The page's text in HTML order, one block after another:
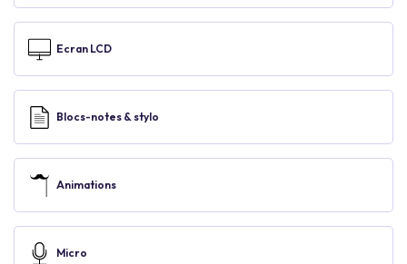
Ecran LCD
Blocs-notes & stylo
Animations
Micro